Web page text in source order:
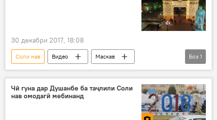
30 декабри 2017, 18:08
Соли нав Видео
Маскав
ороишот
Дар Русия
Боз 1
Чӣ гуна дар Душанбе ба таҷлили Соли
нав омодагӣ мебинанд